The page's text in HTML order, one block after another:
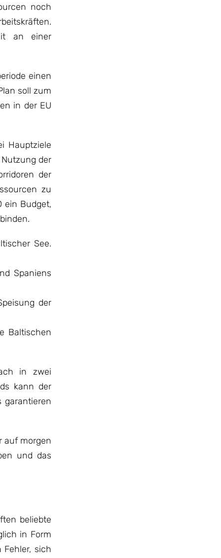
noch
an einer
einen
soll zum
in der EU
Hauptziele
der
der
zu
ein Budget,
See.
Spaniens
der
Baltischen
in zwei
kann der
garantieren
auf morgen
und das
beliebte
in Form
sich